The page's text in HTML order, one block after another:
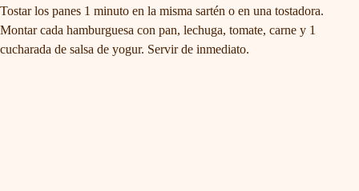
Tostar los panes 1 minuto en la misma sartén o en una tostadora.
Montar cada hamburguesa con pan, lechuga, tomate, carne y 1
cucharada de salsa de yogur. Servir de inmediato.